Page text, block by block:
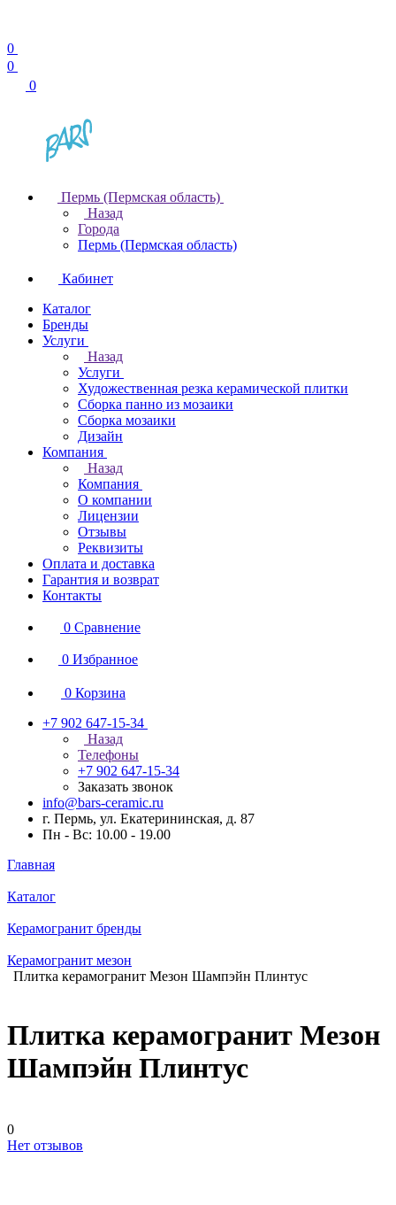
0
0
0
Пермь (Пермская область)
Назад
Города
Пермь (Пермская область)
Кабинет
Каталог
Бренды
Услуги
Назад
Услуги
Художественная резка керамической плитки
Сборка панно из мозаики
Сборка мозаики
Дизайн
Компания
Назад
Компания
О компании
Лицензии
Отзывы
Реквизиты
Оплата и доставка
Гарантия и возврат
Контакты
0 Сравнение
0 Избранное
0 Корзина
+7 902 647-15-34
Назад
Телефоны
+7 902 647-15-34
Заказать звонок
info@bars-ceramic.ru
г. Пермь, ул. Екатерининская, д. 87
Пн - Вс: 10.00 - 19.00
Главная
Каталог
Керамогранит бренды
Керамогранит мезон
Плитка керамогранит Мезон Шампэйн Плинтус
Плитка керамогранит Мезон
Шампэйн Плинтус
0
Нет отзывов